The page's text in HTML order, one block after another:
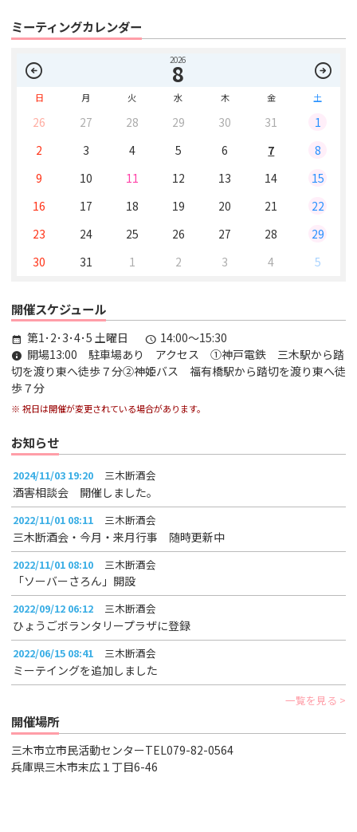
ミーティングカレンダー
arrow_circle_left 2026
8 arrow_circle_right
日 月 火 水 木 金 土
26 27 28 29 30 31
1
2
3 4 5 6 7
8
9
10 11 12 13 14
15
16
17 18 19 20 21
22
23
24 25 26 27 28
29
30
31 1 2 3 4 5
開催スケジュール
calendar_month 第1･2･3･4･5 土曜日 schedule 14:00～15:30
info 開場13:00 駐車場あり アクセス ①神戸電鉄 三木駅から踏
切を渡り東へ徒歩７分②神姫バス 福有橋駅から踏切を渡り東へ徒
歩７分
※ 祝日は開催が変更されている場合があります。
お知らせ
2024/11/03 19:20 三木断酒会
酒害相談会 開催しました。
2022/11/01 08:11 三木断酒会
三木断酒会・今月・来月行事 随時更新中
2022/11/01 08:10 三木断酒会
「ソーバーさろん」開設
2022/09/12 06:12 三木断酒会
ひょうごボランタリープラザに登録
2022/06/15 08:41 三木断酒会
ミーテイングを追加しました
一覧を見る
開催場所
三木市立市民活動センターTEL079-82-0564
兵庫県三木市末広１丁目6-46